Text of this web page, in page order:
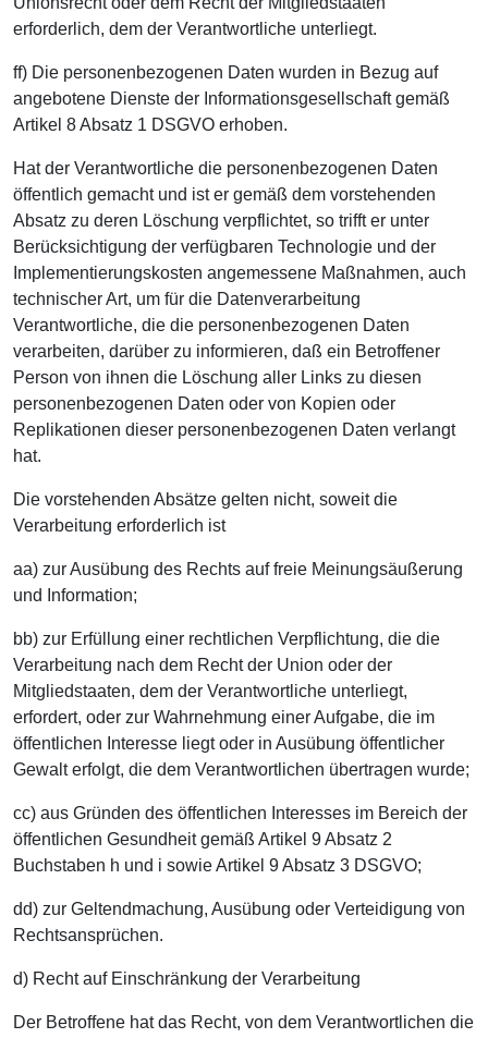
erforderlich, dem der Verantwortliche unterliegt.
ff) Die personenbezogenen Daten wurden in Bezug auf
angebotene Dienste der Informationsgesellschaft gemäß
Artikel 8 Absatz 1 DSGVO erhoben.
Hat der Verantwortliche die personenbezogenen Daten
öffentlich gemacht und ist er gemäß dem vorstehenden
Absatz zu deren Löschung verpflichtet, so trifft er unter
Berücksichtigung der verfügbaren Technologie und der
Implementierungskosten angemessene Maßnahmen, auch
technischer Art, um für die Datenverarbeitung
Verantwortliche, die die personenbezogenen Daten
verarbeiten, darüber zu informieren, daß ein Betroffener
Person von ihnen die Löschung aller Links zu diesen
personenbezogenen Daten oder von Kopien oder
Replikationen dieser personenbezogenen Daten verlangt
hat.
Die vorstehenden Absätze gelten nicht, soweit die
Verarbeitung erforderlich ist
aa) zur Ausübung des Rechts auf freie Meinungsäußerung
und Information;
bb) zur Erfüllung einer rechtlichen Verpflichtung, die die
Verarbeitung nach dem Recht der Union oder der
Mitgliedstaaten, dem der Verantwortliche unterliegt,
erfordert, oder zur Wahrnehmung einer Aufgabe, die im
öffentlichen Interesse liegt oder in Ausübung öffentlicher
Gewalt erfolgt, die dem Verantwortlichen übertragen wurde;
cc) aus Gründen des öffentlichen Interesses im Bereich der
öffentlichen Gesundheit gemäß Artikel 9 Absatz 2
Buchstaben h und i sowie Artikel 9 Absatz 3 DSGVO;
dd) zur Geltendmachung, Ausübung oder Verteidigung von
Rechtsansprüchen.
d) Recht auf Einschränkung der Verarbeitung
Der Betroffene hat das Recht, von dem Verantwortlichen die